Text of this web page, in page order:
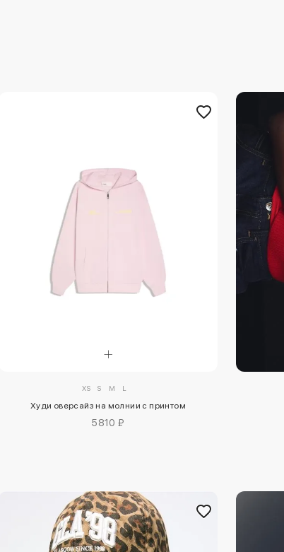
XS S M L
Худи оверсайз на молнии с принтом
5810 ₽